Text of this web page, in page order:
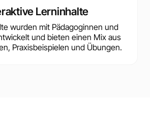
Lerninhalte
wurden mit Pädagoginnen und
und bieten einen Mix aus
Praxisbeispielen und Übungen.